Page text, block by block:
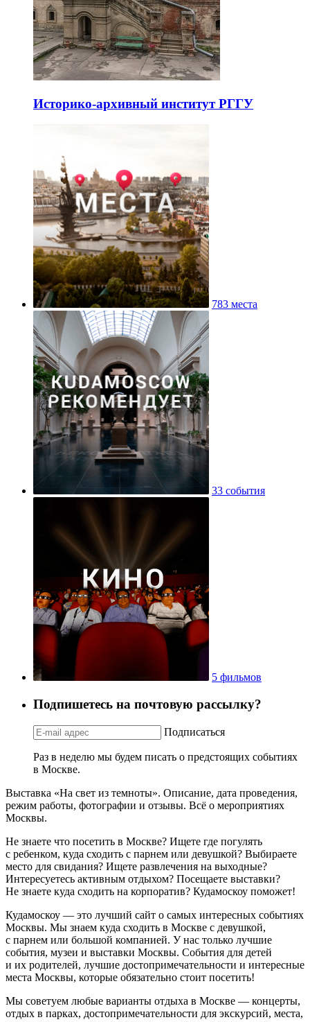
Историко-архивный институт РГГУ
783 места
33 события
5 фильмов
Подпишетесь на почтовую рассылку?
Подписаться
Раз в неделю мы будем писать о предстоящих событиях
в Москве.
Выставка «На свет из темноты». Описание, дата проведения,
режим работы, фотографии и отзывы. Всё о мероприятиях
Москвы.
Не знаете что посетить в Москве? Ищете где погулять
с ребенком, куда сходить с парнем или девушкой? Выбираете
место для свидания? Ищете развлечения на выходные?
Интересуетесь активным отдыхом? Посещаете выставки?
Не знаете куда сходить на корпоратив? Кудамоскоу поможет!
Кудамоскоу — это лучший сайт о самых интересных событиях
Москвы. Мы знаем куда сходить в Москве с девушкой,
с парнем или большой компанией. У нас только лучшие
события, музеи и выставки Москвы. События для детей
и их родителей, лучшие достопримечательности и интересные
места Москвы, которые обязательно стоит посетить!
Мы советуем любые варианты отдыха в Москве — концерты,
отдых в парках, достопримечательности для экскурсий, места,